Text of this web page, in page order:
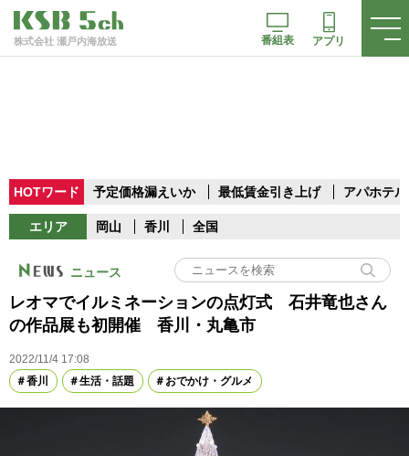
株式会社 瀬戸内海放送 番組表 アプリ
HOTワード 予定価格漏えいか 最低賃金引き上げ アパホテル
エリア 岡山 香川 全国
ニュース
レオマでイルミネーションの点灯式 石井竜也さん
の作品展も初開催 香川・丸亀市
2022/11/4 17:08
香川
生活・話題 おでかけ・グルメ